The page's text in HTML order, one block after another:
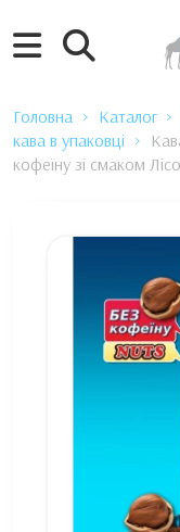
Головна Каталог
кава в упаковці
кофеїну зі смаком